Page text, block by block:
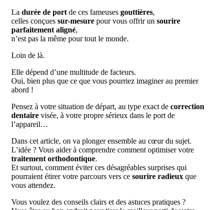
La durée de port de ces fameuses gouttières,
celles conçues sur-mesure pour vous offrir un sourire
parfaitement aligné,
n’est pas la même pour tout le monde.
Loin de là.
Elle dépend d’une multitude de facteurs.
Oui, bien plus que ce que vous pourriez imaginer au premier
abord !
Pensez à votre situation de départ, au type exact de correction
dentaire visée, à votre propre sérieux dans le port de
l’appareil…
Dans cet article, on va plonger ensemble au cœur du sujet.
L’idée ? Vous aider à comprendre comment optimiser votre
traitement orthodontique.
Et surtout, comment éviter ces désagréables surprises qui
pourraient étirer votre parcours vers ce sourire radieux que
vous attendez.
Vous voulez des conseils clairs et des astuces pratiques ?